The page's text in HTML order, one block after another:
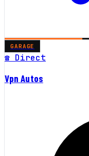
GARAGE
☎ Direct
Vpn Autos